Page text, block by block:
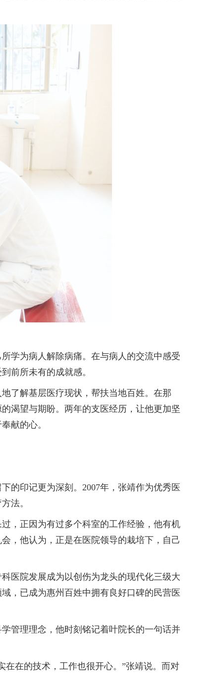
为病人解除病痛。在与病人的交流中感受
前所未有的成就感。
解基层医疗现状，帮扶当地百姓。在那
渴望与期盼。两年的支医经历，让他更加坚
献的心。
印记更为深刻。2007年，张靖作为优秀医
法。
正因为有过多个科室的工作经验，他有机
，他认为，正是在医院领导的栽培下，自己
院发展成为以创伤为龙头的现代化三级大
，已成为惠州百姓中拥有良好口碑的民营医
理理念，他时刻铭记着叶院长的一句话并
在的技术，工作也很开心。”张靖说。而对